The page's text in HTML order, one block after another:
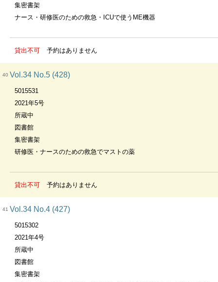
集密書架
ナース・研修医のための救急・ICUで使うME機器
貸出不可 予約はありません
40 Vol.34 No.5 (428)
5015531
2021年5号
所蔵中
図書館
集密書架
研修医・ナースのための救急でマストの薬
貸出不可 予約はありません
41 Vol.34 No.4 (427)
5015302
2021年4号
所蔵中
図書館
集密書架